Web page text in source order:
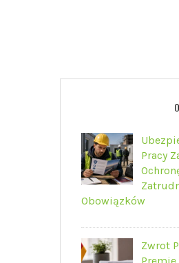
Pracy
Obowiązków
Zwrot